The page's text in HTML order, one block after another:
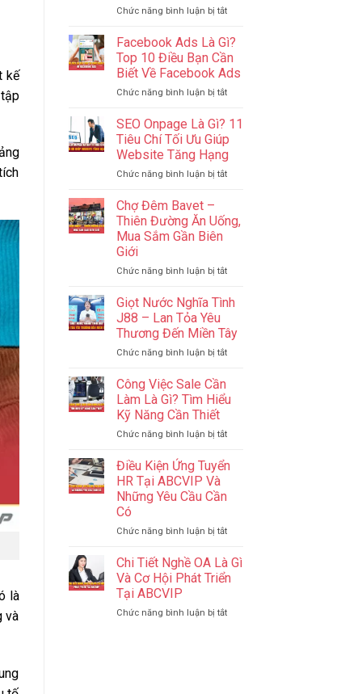
kế
là
và
Quản
Ngân
Sách
Hiệu
Quả
Nhất
Chức năng bình luận bị tắtở
Phần
IT
Website?
–
Lõi
Hệ
Thống
Công
Facebook Ads Là Gì?
Top 10 Điều Bạn Cần
Biết Về Facebook Ads
Chức năng bình luận bị tắtở
Ads
Gì?
Top
10
Biết
Ads
SEO Onpage Là Gì? 11
Tiêu Chí Tối Ưu Giúp
Website Tăng Hạng
Chức năng bình luận bị tắtở
Gì?
Chí
Ưu
Giúp
Tăng
Hạng
Chợ Đêm Bavet –
Thiên Đường Ăn Uống,
Mua Sắm Gần Biên
Giới
Chức năng bình luận bị tắtở
Đêm
Thiên
Đường
Sắm
Biên
Giọt Nước Nghĩa Tình
J88 – Lan Tỏa Yêu
Thương Đến Miền Tây
Chức năng bình luận bị tắtở
Tình
–
Tỏa
Đến
Tây
Công Việc Sale Cần
Làm Là Gì? Tìm Hiểu
Kỹ Năng Cần Thiết
Chức năng bình luận bị tắtở
Việc
Làm
Gì?
Hiểu
Kỹ
Năng
Thiết
Điều Kiện Ứng Tuyển
HR Tại ABCVIP Và
Những Yêu Cầu Cần
Có
Chức năng bình luận bị tắtở
Kiện
Tuyển
Tại
Chi Tiết Nghề OA Là Gì
Và Cơ Hội Phát Triển
Tại ABCVIP
Chức năng bình luận bị tắtở